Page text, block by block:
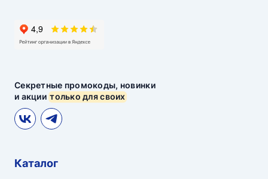
Секретные промокоды, новинки
и акциитолько для своих
Каталог